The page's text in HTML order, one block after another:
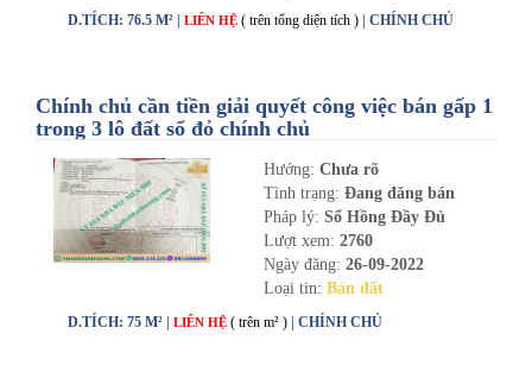
D.TÍCH: 76.5 M² | LIÊN HỆ ( trên tổng diện tích ) | CHÍNH CHỦ
Chính chủ cần tiền giải quyết công việc bán gấp 1
trong 3 lô đất sổ đỏ chính chủ
Hướng: Chưa rõ
Tình trạng: Đang đăng bán
Pháp lý: Sổ Hồng Đầy Đủ
Lượt xem: 2760
Ngày đăng: 26-09-2022
Loại tin: Bán đất
D.TÍCH: 75 M² | LIÊN HỆ ( trên m² ) | CHÍNH CHỦ